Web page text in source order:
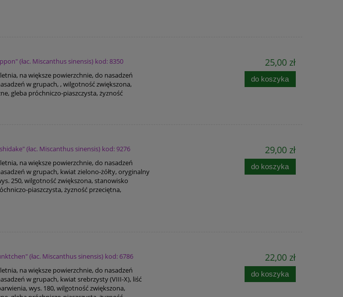
(łac. Miscanthus sinensis) kod: 8350
na większe powierzchnie, do nasadzeń
w grupach, , wilgotność zwiększona,
gleba próchniczo-piaszczysta, żyzność
25,00 zł
do koszyka
(łac. Miscanthus sinensis) kod: 9276
na większe powierzchnie, do nasadzeń
w grupach, kwiat zielono-żółty, oryginalny
250, wilgotność zwiększona, stanowisko
piaszczysta, żyzność przeciętna,
29,00 zł
do koszyka
(łac. Miscanthus sinensis) kod: 6786
na większe powierzchnie, do nasadzeń
w grupach, kwiat srebrzysty (VIII-X), liść
wys. 180, wilgotność zwiększona,
22,00 zł
do koszyka